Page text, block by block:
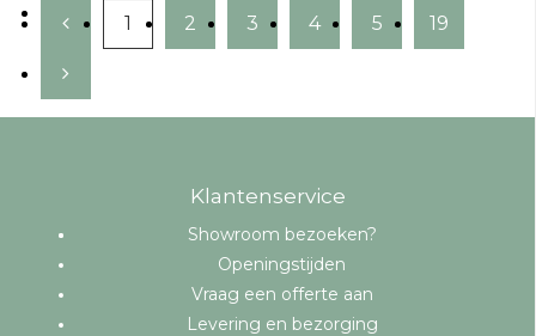
1 2 3 4 5 19
Klantenservice
Showroom bezoeken?
Openingstijden
Vraag een offerte aan
Levering en bezorging